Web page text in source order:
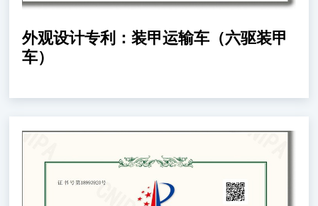
外观设计专利：装甲运输车（六驱装甲
车）